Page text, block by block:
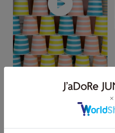
頓がスムーズにできる、大容量の
縦型通勤バッグ「Ree Large」。
Y BAGの残反を活用したサステナ
る端正なフォルムが魅力です。 無